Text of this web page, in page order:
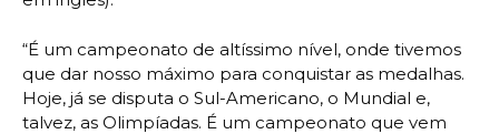
“É um campeonato de altíssimo nível, onde tivemos
que dar nosso máximo para conquistar as medalhas.
Hoje, já se disputa o Sul-Americano, o Mundial e,
talvez, as Olimpíadas. É um campeonato que vem